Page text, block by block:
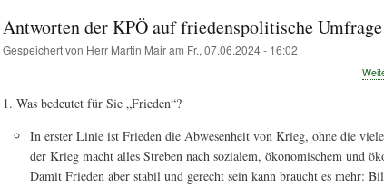
Antworten der KPÖ auf friedenspolitische
Gespeichert von Herr Martin Mairam Fr., 07.06.2024 - 16:02
Was bedeutet für Sie „Frieden“?
In erster Linie ist Frieden die Abwesenheit von Krieg, ohne die
der Krieg macht alles Streben nach sozialem, ökonomischem und
Damit Frieden aber stabil und gerecht sein kann braucht es mehr: